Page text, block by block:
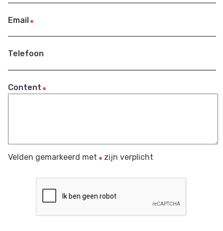
Email
Telefoon
Content
Velden gemarkeerd met zijn verplicht